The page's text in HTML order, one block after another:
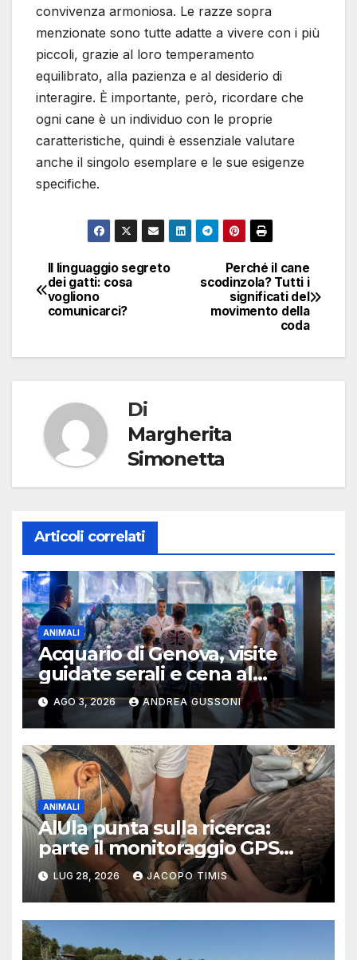
convivenza armoniosa. Le razze sopra
menzionate sono tutte adatte a vivere con i più
piccoli, grazie al loro temperamento
equilibrato, alla pazienza e al desiderio di
interagire. È importante, però, ricordare che
ogni cane è un individuo con le proprie
caratteristiche, quindi è essenziale valutare
anche il singolo esemplare e le sue esigenze
specifiche.
Navigazione
articoli
Perché il cane
scodinzola? Tutti i
significati del
movimento della
coda
Il linguaggio segreto
dei gatti: cosa
vogliono
comunicarci?
Di
Margherita
Simonetta
Articoli correlati
ANIMALI
Acquario di Genova, visite
guidate serali e cena al
tramonto: l’esperienza
speciale dell’estate
AGO 3, 2026 ANDREA GUSSONI
ANIMALI
AlUla punta sulla ricerca:
parte il monitoraggio GPS
dell’avvoltoio nubiano per
proteggere la biodiversità
LUG 28, 2026 JACOPO TIMIS